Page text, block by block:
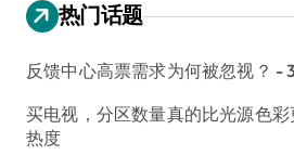
热门话题
反馈中心高票需求为何被忽视？ -
买电视，分区数量真的比光源色彩
热度